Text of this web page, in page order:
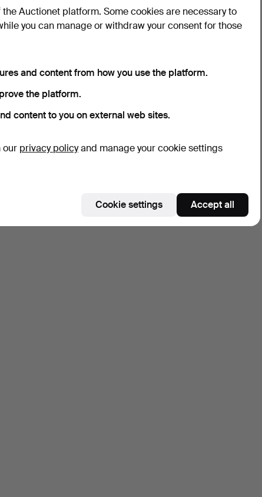
Auctionet platform. Some cookies are necessary to
you can manage or withdraw your consent for those
and content from how you use the platform.
the platform.
content to you on external web sites.
our privacy policyand manage your cookie settings
Cookie settings Accept all